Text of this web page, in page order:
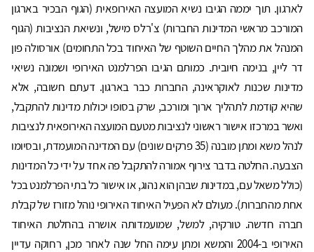
לארגון. תוך יממה הגיבו נשיא המועצה האירופאית (הגוף הבכיר בארגון
המורכב מראשי המדינות החברות) צ'רלס מישל, ונשיאת הנציבות (הגוף
המנהל את מהלך החיים השוטף של האיחוד בכל התחומים) אורסולה פון
דר ליין, בנימה חיובית. כמותם הגיבו הפרלמנט האירופי ושמונה נשיאי
מדינות שכנות לאוקראינה, החברות כבר בארגון. דעתם חשובה, אלא
שהיא קודמת לתהליך ארוך ומורכב, שרק בסופו יכולות מדינות להתקבל,
ואשר במרכזו אישור ראשוני לנציבות מטעם המועצה האירופאית לנציבות
לנהל משא ומתן מובנה (35 פרקים שונים) עם המדינה המועמדת, ובסיומו
הצבעה. החלטה בדבר צירוף אמורה להתקבל פה אחד על ידי כל המדינות
(כולל משאל עם, במדינות שבהן הוא נהוג, או אישור כל בתי הפרלמנט בכל
אחת מהחברות). מעולם לא הפעיל האיחוד האירופי נוהל מזורז של קבלת
חברה חדשה. טורקיה, למשל, שמועמדותה אושרה בהחלטת האיחוד
האירופי ב-2004 והמשא ומתן עימה החל שנה לאחר מכן, רחוקה עדיין